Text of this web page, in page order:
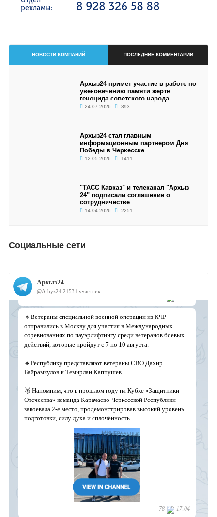
рекламы:
8 928 326 58 88
НОВОСТИ КОМПАНИЙ ПОСЛЕДНИЕ КОММЕНТАРИИ
Архыз24 примет участие в работе по
увековечению памяти жертв
геноцида советского народа
24.07.2026 393
Архыз24 стал главным
информационным партнером Дня
Победы в Черкесске
12.05.2026 1411
"ТАСС Кавказ" и телеканал "Архыз
24" подписали соглашение о
сотрудничестве
14.04.2026 2251
Социальные сети